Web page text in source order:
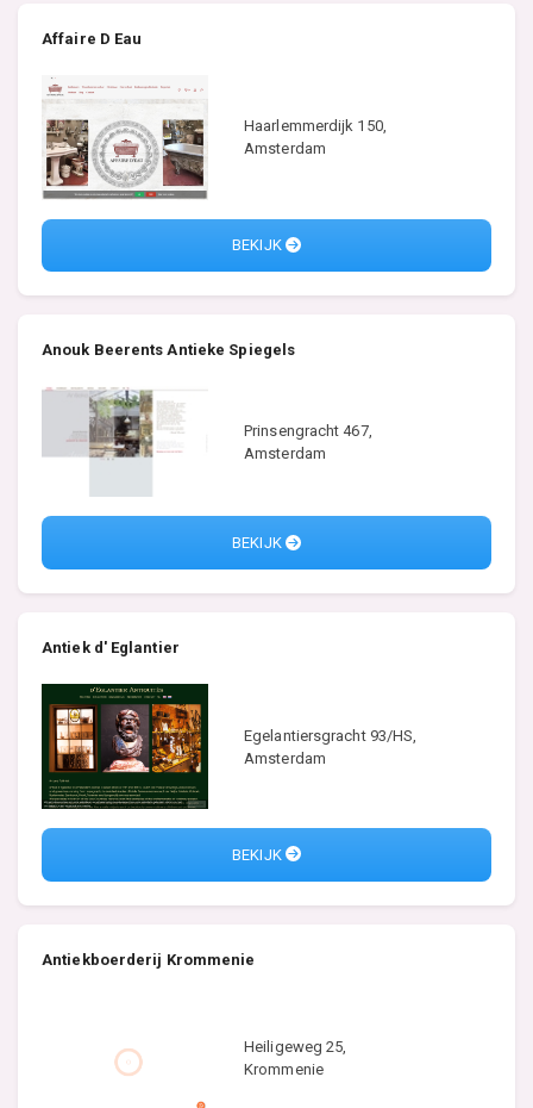
Affaire D Eau
Haarlemmerdijk 150,
Amsterdam
BEKIJK
Anouk Beerents Antieke Spiegels
Prinsengracht 467,
Amsterdam
BEKIJK
Antiek d' Eglantier
Egelantiersgracht 93/HS,
Amsterdam
BEKIJK
Antiekboerderij Krommenie
Heiligeweg 25,
Krommenie